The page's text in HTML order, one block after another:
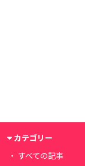
カテゴリー
すべての記事